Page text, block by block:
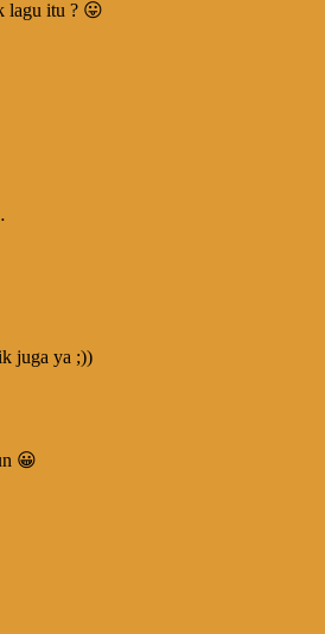
lagu itu ? 😛
juga ya ;))
😀